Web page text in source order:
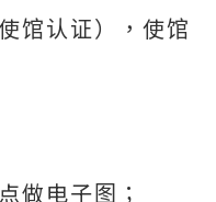
馆认证），使馆
做电子图；